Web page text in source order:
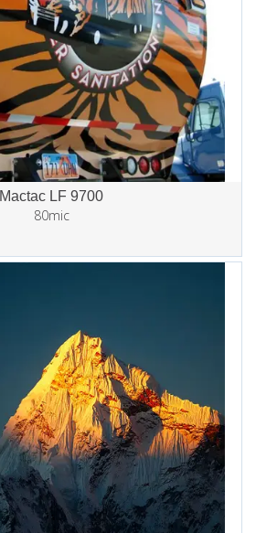
Mactac LF 9700
80mic